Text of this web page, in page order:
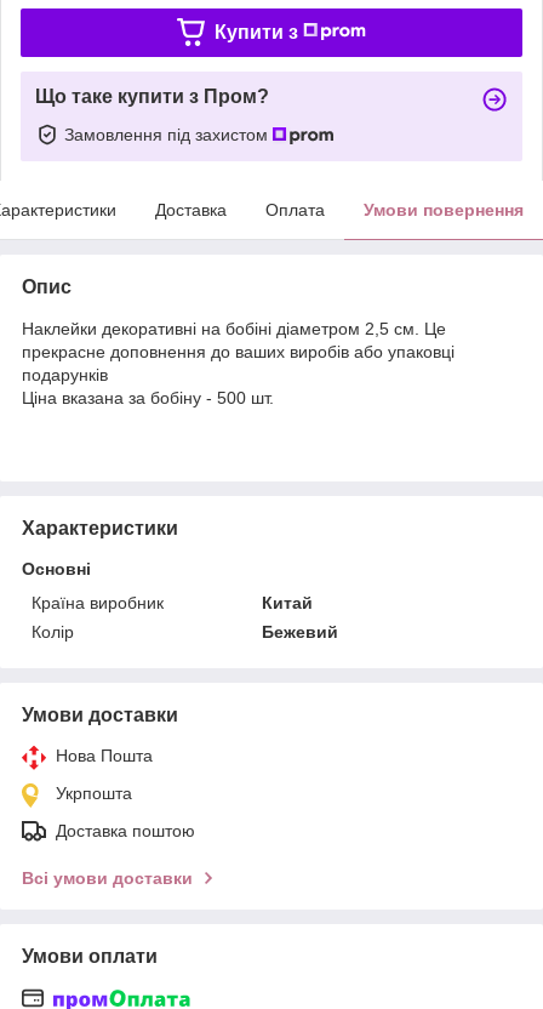
Купити з
Що таке купити з Пром?
Замовлення під захистом
Доставка Оплата Умови повернення
Опис
Наклейки декоративні на бобіні діаметром 2,5 см. Це
прекрасне доповнення до ваших виробів або упаковці
подарунків
Ціна вказана за бобіну - 500 шт.
Характеристики
Основні
Країна виробник
Китай
Колір
Бежевий
Умови доставки
Нова Пошта
Укрпошта
Доставка поштою
Всі умови доставки
Умови оплати